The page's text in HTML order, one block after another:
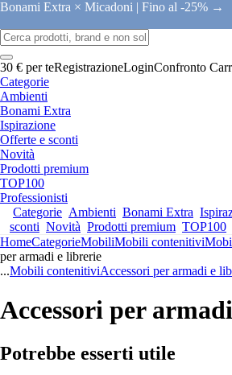
Bonami Extra × Micadoni | Fino al -25% →
30 € per teRegistrazioneLoginConfronto
Categorie
Ambienti
Bonami Extra
Ispirazione
Offerte e sconti
Novità
Prodotti premium
TOP100
Professionisti
Categorie Ambienti Bonami Extra
sconti Novità Prodotti premium TOP100
HomeCategorieMobiliMobili contenitivi
per armadi e librerie
...Mobili contenitiviAccessori per armadi e
Accessori per
Potrebbe esserti utile